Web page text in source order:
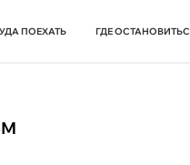
ПОЕХАТЬ ГДЕ